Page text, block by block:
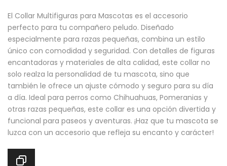
El Collar Multifiguras para Mascotas es el accesorio
perfecto para tu compañero peludo. Diseñado
especialmente para razas pequeñas, combina un estilo
único con comodidad y seguridad. Con detalles de figuras
encantadoras y materiales de alta calidad, este collar no
solo realza la personalidad de tu mascota, sino que
también le ofrece un ajuste cómodo y seguro para su día
a día. Ideal para perros como Chihuahuas, Pomeranias y
otras razas pequeñas, este collar es una opción divertida y
funcional para paseos y aventuras. ¡Haz que tu mascota se
luzca con un accesorio que refleja su encanto y carácter!